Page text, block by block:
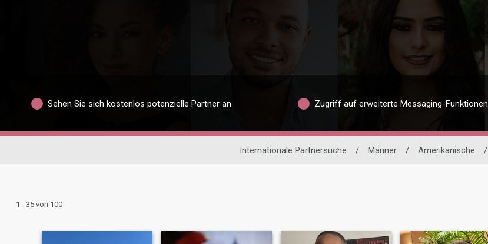
Sehen Sie sich kostenlos potenzielle Partner an Zugriff auf erweiterte Messaging-Funktionen
Internationale Partnersuche / Männer / Amerikanische /
1 - 35 von 100